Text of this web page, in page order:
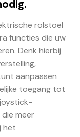
rolstoel
functies die uw
Denk hierbij
aanpassen
toegang tot
meer
het